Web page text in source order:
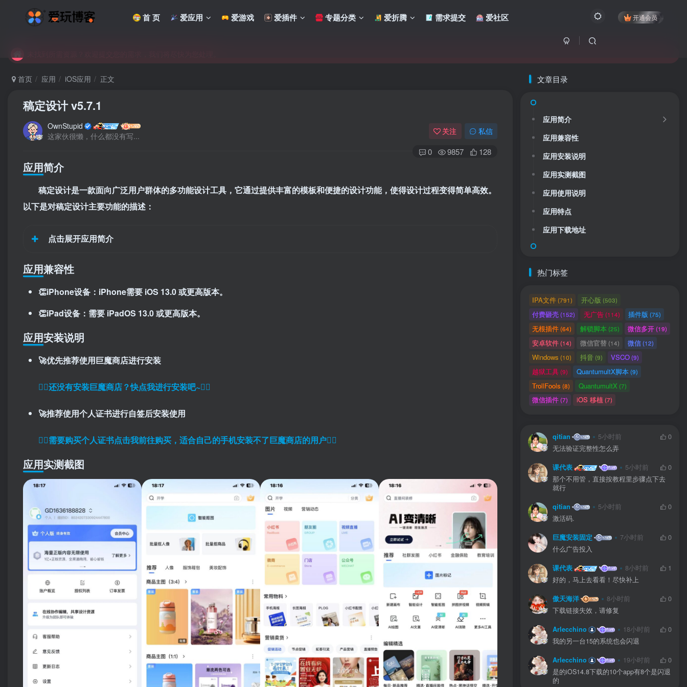
首 页 爱应用 爱游戏 爱插件 专题分类 爱折腾 需求提交 爱社区 开通会员
未找到所需资源？欢迎提交您的需求，我们将尽快为您处理。
首页 应用 iOS应用 正文
稿定设计 v5.7.1
OwnStupid
这家伙很懒，什么都没有写...
关注 私信
0 9857 128
应用简介
稿定设计是一款面向广泛用户群体的多功能设计工具，它通过提供丰富的模板和便捷的设计功能，使得设计过程变得简单高效。
以下是对稿定设计主要功能的描述：
点击展开应用简介
应用兼容性
👏iPhone设备：iPhone需要 iOS 13.0 或更高版本。
👏iPad设备：需要 iPadOS 13.0 或更高版本。
应用安装说明
🚀优先推荐使用巨魔商店进行安装
👉🏼还没有安装巨魔商店？快点我进行安装吧~👈🏼
🚀推荐使用个人证书进行自签后安装使用
👉🏼需要购买个人证书点击我前往购买，适合自己的手机安装不了巨魔商店的用户👈🏼
应用实测截图
文章目录
应用简介
应用兼容性
应用安装说明
应用实测截图
应用使用说明
应用特点
应用下载地址
热门标签
IPA文件(791) 开心版 (503)
付费砸壳(152) 无广告(114) 插件版 (75)
无根插件(64) 解锁脚本(25) 微信多开(19)
安卓软件(14) 微信官替 (14) 微信(12)
Windows (10) 抖音(9) VSCO(9)
越狱工具(9) QuantumultX脚本(9)
TrollFools (8) QuantumultX (7)
微信插件(7) iOS 移植 (7)
qitian 5小时前
0
无法验证完整性怎么弄
课代表 5小时前
0
那个不用管，直接按教程里步骤点下去
就行
qitian 5小时前
0
激活码.
巨魔安装固定 7小时前
0
什么广告投入
课代表 8小时前
1
好的，马上去看看！尽快补上
傲天海洋 8小时前
0
下载链接失效，请修复
Arlecchino 18小时前
0
我的另一台15的系统也会闪退
Arlecchino 19小时前
0
是的iOS14.8下载的10个app有8个是闪退
的
扫码登录